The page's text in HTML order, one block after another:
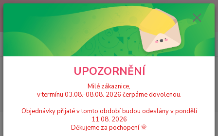
Milé zákaznice, v termínu 03.08.-08.08. 2026 čerpáme dovolenou.
Objednávky přijaté v tomto období budou odeslány v pondělí 11.08.
2026 Děkujeme za pochopení 🌞
CZK
Hledat
+420 777 224 390
(Po-Pá, 9-17 hod.)
0 Kč
Dětské taneční cvičky a piškoty
Plátěné měkké baletní taneční
UPOZORNĚNÍ
Milé zákaznice,
v termínu 03.08.-08.08. 2026 čerpáme dovolenou.
Objednávky přijaté v tomto období budou odeslány v pondělí
11.08. 2026
Děkujeme za pochopení 🌞